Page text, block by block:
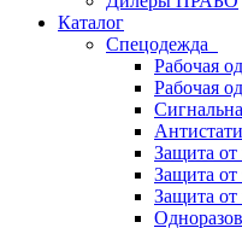
Каталог
Спецодежда
Рабочая
Рабочая
Защита
Защита от
Защита